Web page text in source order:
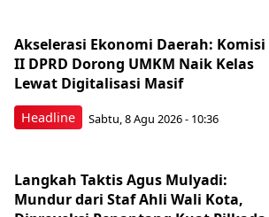
Headline
Akselerasi Ekonomi Daerah: Komisi
II DPRD Dorong UMKM Naik Kelas
Lewat Digitalisasi Masif
Sabtu, 8 Agu 2026 - 10:36
Langkah Taktis Agus Mulyadi:
Mundur dari Staf Ahli Wali Kota,